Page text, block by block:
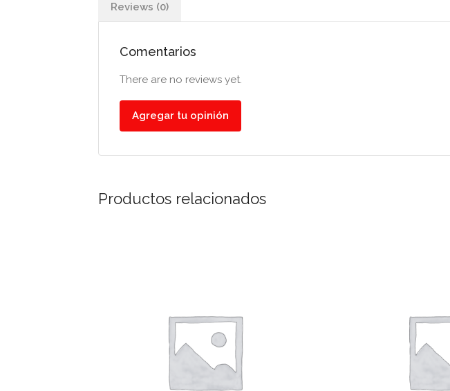
Reviews (0)
Comentarios
There are no reviews yet.
Agregar tu opinión
Productos relacionados